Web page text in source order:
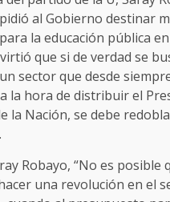
al Gobierno destinar
la educación pública
que si de verdad se
sector que desde
la hora de distribuir el
la Nación, se debe
Robayo, “No es posible
una revolución en el